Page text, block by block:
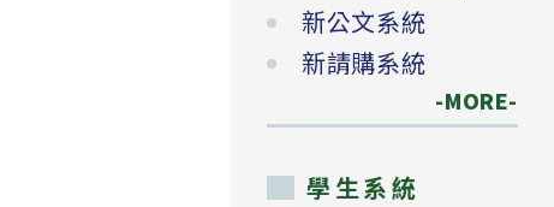
新公文系統
新請購系統
-MORE-
學生系統